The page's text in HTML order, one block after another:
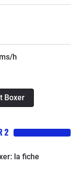
h
Boxer
2
la fiche